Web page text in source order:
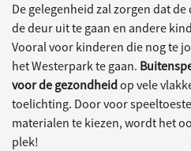
De gelegenheid zal zorgen dat
de deur uit te gaan en andere
Vooral voor kinderen die nog te
het Westerpark te gaan.
voor de gezondheid op vele
toelichting. Door voor
materialen te kiezen, wordt het
plek!